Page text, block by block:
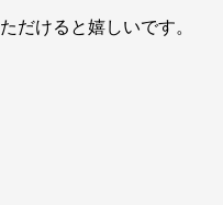
だけると嬉しいです。